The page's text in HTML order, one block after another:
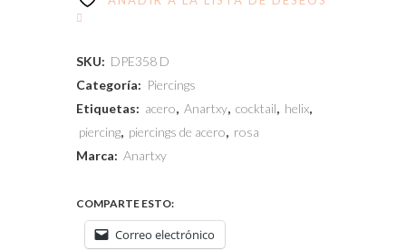
SKU: DPE358 D
Categoría: Piercings
Etiquetas: acero, Anartxy, cocktail, helix,
piercing, piercings de acero, rosa
Marca: Anartxy
COMPARTE ESTO:
Correo electrónico